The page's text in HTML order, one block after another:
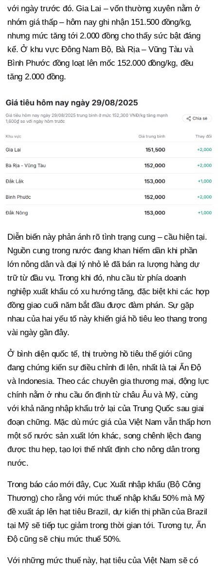
với ngày trước đó. Gia Lai – vốn thường xuyên nằm ở
nhóm giá thấp – hôm nay ghi nhận 151.500 đồng/kg,
nhưng mức tăng tới 2.000 đồng cho thấy sức bật đáng
kể. Ở khu vực Đông Nam Bộ, Bà Rịa – Vũng Tàu và
Bình Phước đồng loạt lên mốc 152.000 đồng/kg, đều
tăng 2.000 đồng.
Diễn biến này phản ánh rõ tình trạng cung – cầu hiện tại.
Nguồn cung trong nước đang khan hiếm dần khi phần
lớn nông dân và đại lý nhỏ lẻ đã bán ra lượng hàng dự
trữ từ đầu vụ. Trong khi đó, nhu cầu từ phía doanh
nghiệp xuất khẩu có xu hướng tăng, đặc biệt khi các hợp
đồng giao cuối năm bắt đầu được đàm phán. Sự gặp
nhau của hai yếu tố này khiến giá hồ tiêu leo thang trong
vài ngày gần đây.
Ở bình diện quốc tế, thị trường hồ tiêu thế giới cũng
đang chứng kiến sự điều chỉnh đi lên, nhất là tại Ấn Độ
và Indonesia. Theo các chuyên gia thương mại, động lực
chính nằm ở nhu cầu ổn định từ châu Âu và Mỹ, cùng
với khả năng nhập khẩu trở lại của Trung Quốc sau giai
đoạn chững. Mặc dù mức giá của Việt Nam vẫn thấp hơn
một số nước sản xuất lớn khác, song chênh lệch đang
được thu hẹp, tạo lợi thế nhất định cho nông dân trong
nước.
Trong báo cáo mới đây, Cục Xuất nhập khẩu (Bộ Công
Thương) cho rằng với mức thuế nhập khẩu 50% mà Mỹ
đề xuất áp lên hạt tiêu Brazil, dự kiến thị phần của Brazil
tại Mỹ sẽ tiếp tục giảm trong thời gian tới. Tương tự, Ấn
Độ cũng sẽ chịu mức thuế 50%.
Với những mức thuế này, hạt tiêu của Việt Nam sẽ có